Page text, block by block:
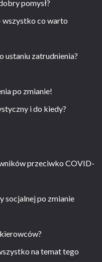
pomysł?
co warto
ustaniu zatrudnienia?
po zmianie!
i do kiedy?
przeciwko COVID-
socjalnej po zmianie
na temat tego